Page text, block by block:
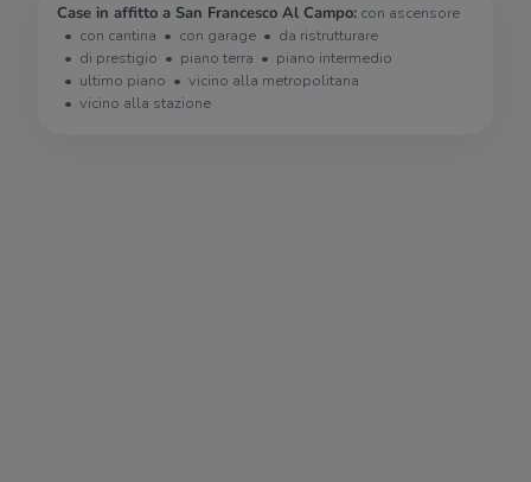
Case in affitto a San Francesco Al Campo: con ascensore
con cantina
con garage
da ristrutturare
di prestigio
piano terra
piano intermedio
ultimo piano
vicino alla metropolitana
vicino alla stazione